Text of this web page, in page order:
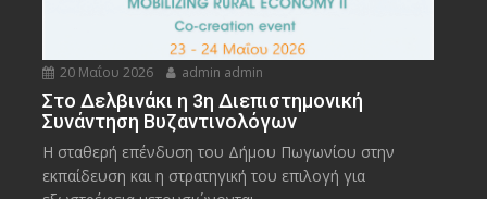
20 Μαΐου 2026 admin admin
Στο Δελβινάκι η 3η Διεπιστημονική
Συνάντηση Βυζαντινολόγων
Η σταθερή επένδυση του Δήμου Πωγωνίου στην
εκπαίδευση και η στρατηγική του επιλογή για